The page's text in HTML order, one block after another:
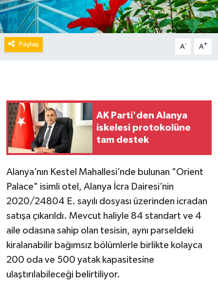
Paylaş A- A+
AK Parti'den Alanya
iskelesi protokolüne
tam destek
Alanya’nın Kestel Mahallesi’nde bulunan "Orient
Palace" isimli otel, Alanya İcra Dairesi’nin
2020/24804 E. sayılı dosyası üzerinden icradan
satışa çıkarıldı. Mevcut haliyle 84 standart ve 4
aile odasına sahip olan tesisin, aynı parseldeki
kiralanabilir bağımsız bölümlerle birlikte kolayca
200 oda ve 500 yatak kapasitesine
ulaştırılabileceği belirtiliyor.